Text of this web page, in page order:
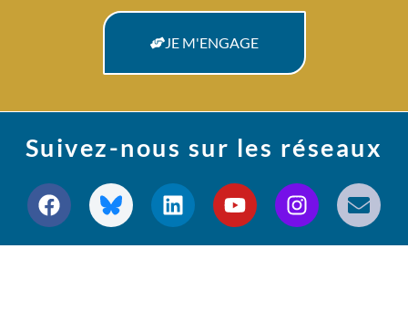
JE M'ENGAGE
Suivez-nous sur les réseaux